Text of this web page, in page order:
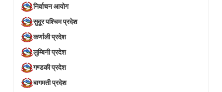
निर्वाचन आयोग
सुदूर पश्चिम प्रदेश
कर्णाली प्रदेश
लुम्बिनी प्रदेश
गण्डकी प्रदेश
बागमती प्रदेश